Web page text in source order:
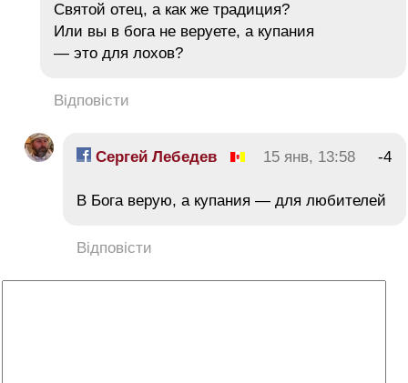
Святой отец, а как же традиция?
Или вы в бога не веруете, а купания
— это для лохов?
Відповісти
Сергей Лебедев 15 янв, 13:58 -4
В Бога верую, а купания — для любителей
Відповісти